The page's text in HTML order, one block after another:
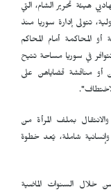
هيئة تحرير الشام، التي
تتولى إدارة سوريا منذ
المحاكمة أمام المحاكم
في سوريا مساحة تتيح
أو مناقشة قضاياهن على
بملف المرأة من
وإنسانية شاملة، يُعد خطوة
خلال السنوات الماضية